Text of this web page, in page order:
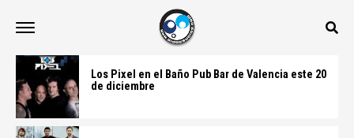
Los Pixel en el Baño Pub Bar de Valencia este 20
de diciembre